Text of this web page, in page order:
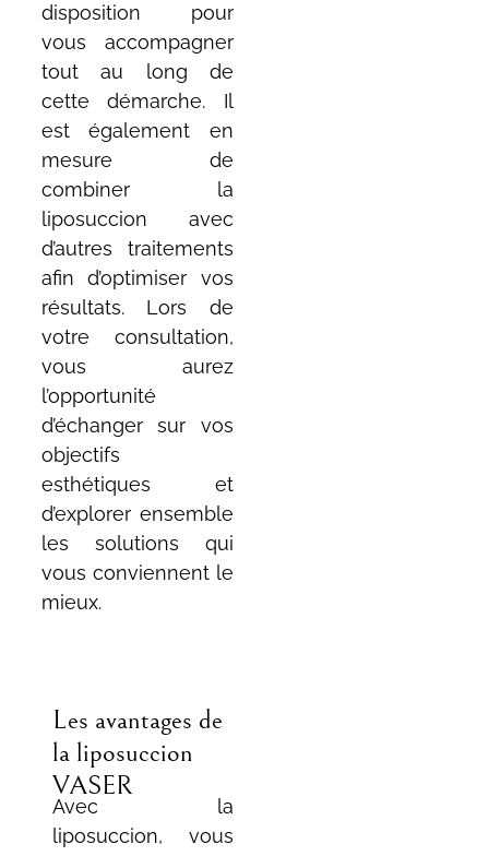
disposition pour
vous accompagner
tout au long de
cette démarche. Il
est également en
mesure de
combiner la
liposuccion avec
d’autres traitements
afin d’optimiser vos
résultats. Lors de
votre consultation,
vous aurez
l’opportunité
d’échanger sur vos
objectifs
esthétiques et
d’explorer ensemble
les solutions qui
vous conviennent le
mieux.
Les avantages de
la liposuccion
VASER
Avec la
liposuccion, vous